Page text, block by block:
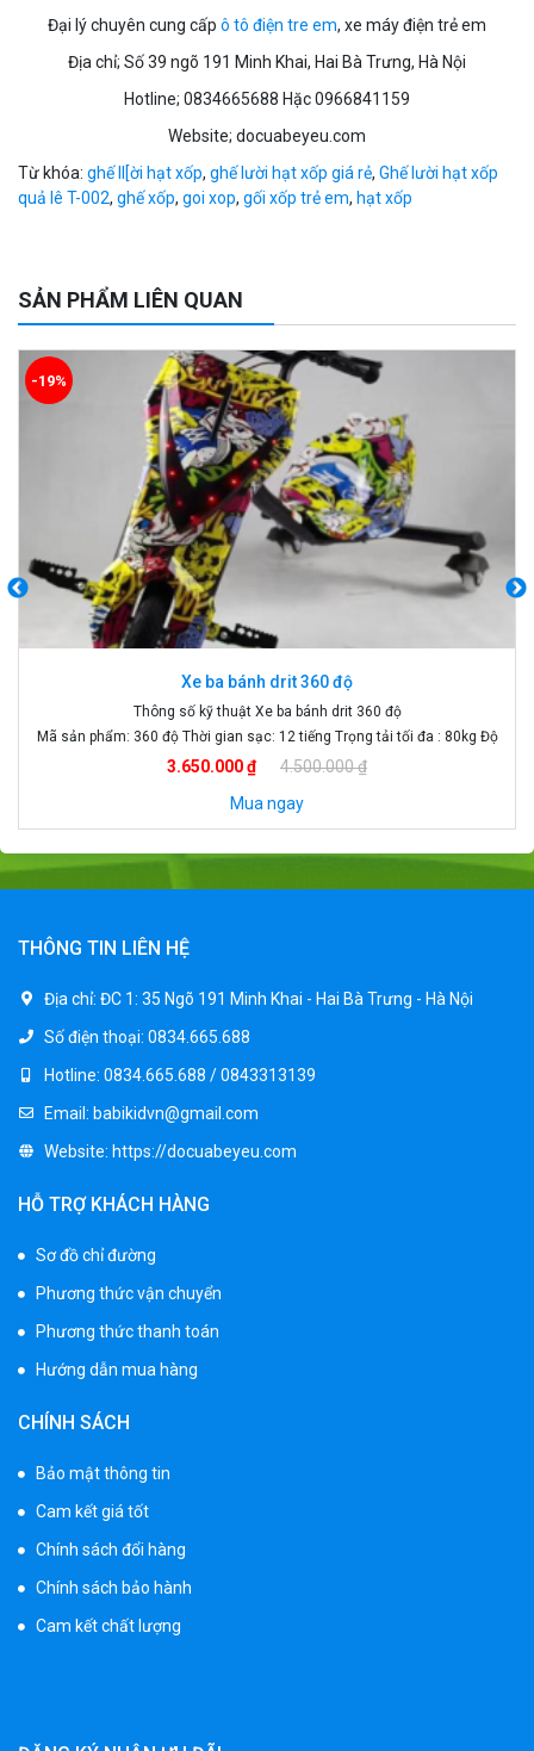
Đại lý chuyên cung cấp ô tô điện tre em, xe máy điện trẻ em
Địa chỉ; Số 39 ngõ 191 Minh Khai, Hai Bà Trưng, Hà Nội
Hotline; 0834665688 Hặc 0966841159
Website; docuabeyeu.com
Từ khóa: ghế ll[ời hạt xốp, ghế lười hạt xốp giá rẻ, Ghế lười hạt xốp
quả lê T-002, ghế xốp, goi xop, gối xốp trẻ em, hạt xốp
SẢN PHẨM LIÊN QUAN
Xe lắc trẻ em 8091
Thông số kỹ thuật xe lắc trẻ em 8091
Mã sản phẩm: 8091 Kích thước: 89 x 50 x 39 cm Trọng tải: 35kg Độ tuổi:
1- 9 tuổi Màu sắc: Cam, xanh, hồng, tím Chất liệu: nhưa cao cấp Bánh
xe: phát sáng Xuất xứ: Trung Quốc Giới tính: bé trai, bé gái Nhạc : có
Giá: 390.000 ₫
Mua ngay
THÔNG TIN LIÊN HỆ
Địa chỉ: ĐC 1: 35 Ngõ 191 Minh Khai - Hai Bà Trưng - Hà Nội
Số điện thoại: 0834.665.688
Hotline: 0834.665.688 / 0843313139
Email: babikidvn@gmail.com
Website: https://docuabeyeu.com
HỖ TRỢ KHÁCH HÀNG
Sơ đồ chỉ đường
Phương thức vận chuyển
Phương thức thanh toán
Hướng dẫn mua hàng
CHÍNH SÁCH
Bảo mật thông tin
Cam kết giá tốt
Chính sách đổi hàng
Chính sách bảo hành
Cam kết chất lượng